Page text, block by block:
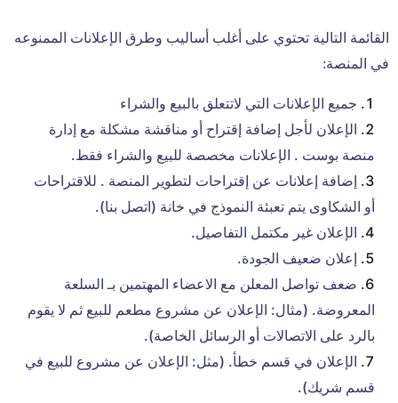
القائمة التالية تحتوي على أغلب أساليب وطرق الإعلانات الممنوعه
في المنصة:
جميع الإعلانات التي لاتتعلق بالبيع والشراء
الإعلان لأجل إضافة إقتراح أو مناقشة مشكلة مع إدارة
منصة بوست .‬ الإعلانات مخصصة للبيع والشراء فقط‫.‬
إضافة إعلانات عن إقتراحات لتطوير المنصة . للاقتراحات
أو الشكاوى يتم تعبئة النموذج في خانة (اتصل بنا).
الإعلان غير مكتمل التفاصيل.
إعلان ضعيف الجودة‫.‬
ضعف تواصل المعلن مع الاعضاء المهتمين بـ السلعة
المعروضة‫.‬ (مثال: الإعلان عن مشروع مطعم للبيع ثم لا يقوم
بالرد على الاتصالات أو الرسائل الخاصة‫).‬
الإعلان في قسم خطأ‫. (مثل: الإعلان عن مشروع للبيع في
قسم شريك)‫.‬